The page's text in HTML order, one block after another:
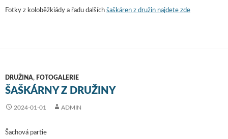
Fotky z koloběžkiády a řadu dalších šaškáren z družin najdete zde
DRUŽINA, FOTOGALERIE
ŠAŠKÁRNY Z DRUŽINY
2024-01-01 ADMIN
Šachová partie